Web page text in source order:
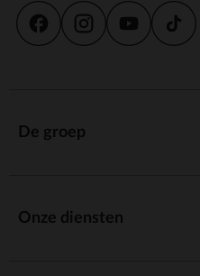
De groep
Onze diensten